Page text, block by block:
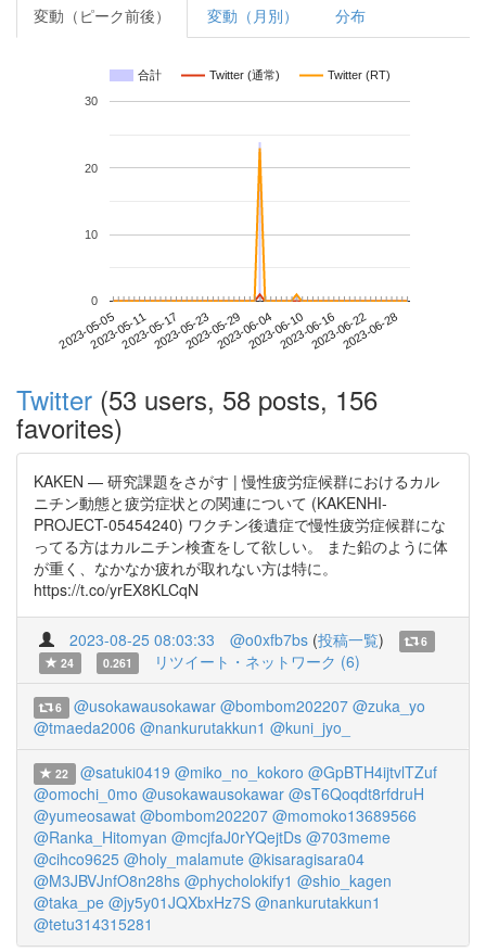
変動（ピーク前後） 変動（月別） 分布
合計 Twitter (通常) Twitter (RT)
2023-05-052023-05-112023-05-172023-05-232023-05-292023-06-042023-06-102023-06-162023-06-222023-06-28
0
10
20
30
Twitter (53 users, 58 posts, 156
favorites)
KAKEN — 研究課題をさがす | 慢性疲労症候群におけるカル
ニチン動態と疲労症状との関連について (KAKENHI-
PROJECT-05454240) ワクチン後遺症で慢性疲労症候群にな
ってる方はカルニチン検査をして欲しい。 また鉛のように体
が重く、なかなか疲れが取れない方は特に。
https://t.co/yrEX8KLCqN
2023-08-25 08:03:33 @o0xfb7bs (投稿一覧)
6
24
0.261 リツイート・ネットワーク (6)
6 @usokawausokawar @bombom202207 @zuka_yo
@tmaeda2006 @nankurutakkun1 @kuni_jyo_
22 @satuki0419 @miko_no_kokoro @GpBTH4ijtvlTZuf
@omochi_0mo @usokawausokawar @sT6Qoqdt8rfdruH
@yumeosawat @bombom202207 @momoko13689566
@Ranka_Hitomyan @mcjfaJ0rYQejtDs @703meme
@cihco9625 @holy_malamute @kisaragisara04
@M3JBVJnfO8n28hs @phycholokify1 @shio_kagen
@taka_pe @jy5y01JQXbxHz7S @nankurutakkun1
@tetu314315281